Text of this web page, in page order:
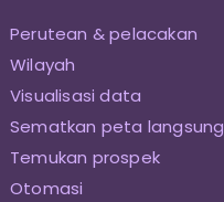
Perutean & pelacakan
Wilayah
Visualisasi data
Sematkan peta langsung
Temukan prospek
Otomasi